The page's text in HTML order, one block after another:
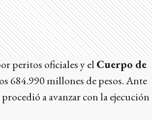
peritos oficiales y el Cuerpo de
684.990 millones de pesos. Ante
a avanzar con la ejecución